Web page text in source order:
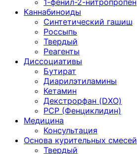
1-фенил-2-нитропропен
Каннабиноиды
Синтетический гашиш
Россыпь
Твердый
Реагенты
Диссоциативы
Бутират
Диарилэтиламины
Кетамин
Декстрорфан (DXO)
PCP (Фенциклидин)
Медицина
Консультация
Основа курительных смесей
Твердый